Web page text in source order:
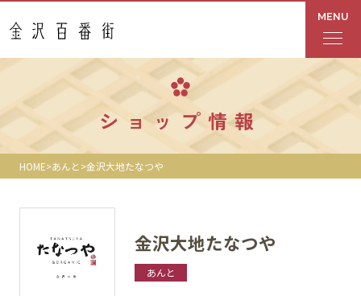
MENU
フロアガイド
あんと
Rinto
ショップ検索
ショップ情報
HOME あんと 金沢大地たなつや
金沢大地たなつや
あんと